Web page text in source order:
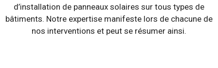
d’installation de panneaux solaires sur tous types de
bâtiments. Notre expertise manifeste lors de chacune de
nos interventions et peut se résumer ainsi.